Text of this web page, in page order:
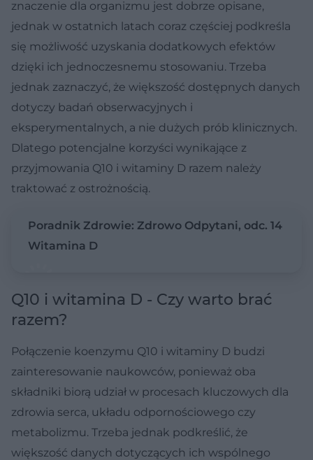
znaczenie dla organizmu jest dobrze opisane,
jednak w ostatnich latach coraz częściej podkreśla
się możliwość uzyskania dodatkowych efektów
dzięki ich jednoczesnemu stosowaniu. Trzeba
jednak zaznaczyć, że większość dostępnych danych
dotyczy badań obserwacyjnych i
eksperymentalnych, a nie dużych prób klinicznych.
Dlatego potencjalne korzyści wynikające z
przyjmowania Q10 i witaminy D razem należy
traktować z ostrożnością.
Poradnik Zdrowie: Zdrowo Odpytani, odc. 14
Witamina D
Q10 i witamina D - Czy warto brać
razem?
Połączenie koenzymu Q10 i witaminy D budzi
zainteresowanie naukowców, ponieważ oba
składniki biorą udział w procesach kluczowych dla
zdrowia serca, układu odpornościowego czy
metabolizmu. Trzeba jednak podkreślić, że
większość danych dotyczących ich wspólnego